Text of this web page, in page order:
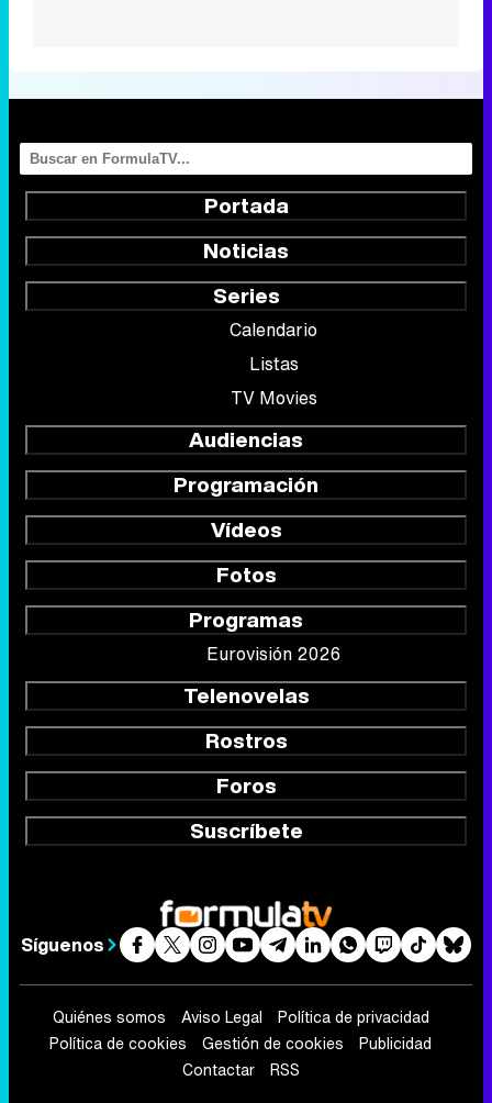
Portada
Noticias
Series
Calendario
Listas
TV Movies
Audiencias
Programación
Vídeos
Fotos
Programas
Eurovisión 2026
Telenovelas
Rostros
Foros
Suscríbete
Síguenos
Quiénes somos Aviso Legal
Política de privacidad
Política de cookies
Gestión de cookies
Publicidad
Contactar
RSS